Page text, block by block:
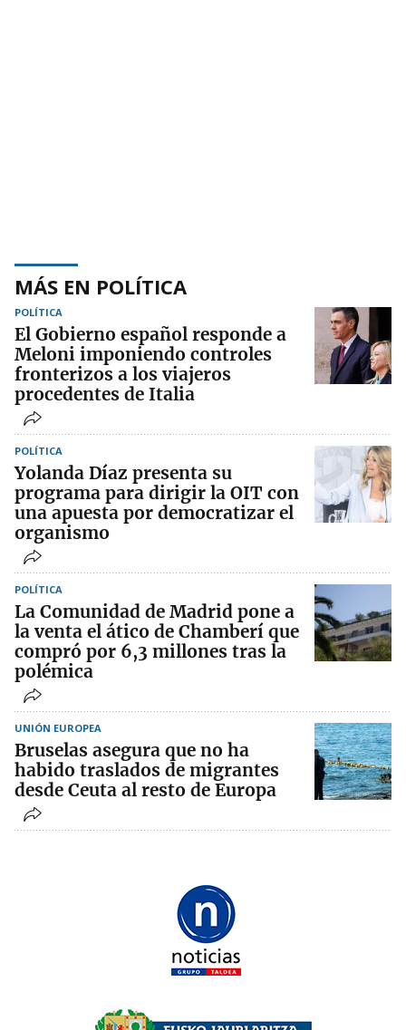
MÁS EN POLÍTICA
POLÍTICA
El Gobierno español responde a
Meloni imponiendo controles
fronterizos a los viajeros
procedentes de Italia
POLÍTICA
Yolanda Díaz presenta su
programa para dirigir la OIT con
una apuesta por democratizar el
organismo
POLÍTICA
La Comunidad de Madrid pone a
la venta el ático de Chamberí que
compró por 6,3 millones tras la
polémica
UNIÓN EUROPEA
Bruselas asegura que no ha
habido traslados de migrantes
desde Ceuta al resto de Europa